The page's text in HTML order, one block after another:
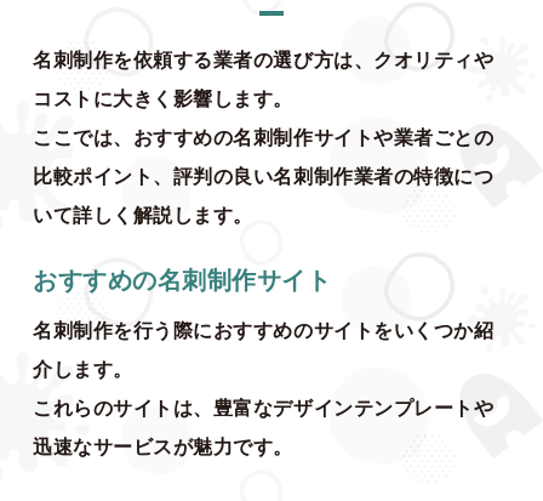
名刺制作を依頼する業者の選び方は、クオリティや
コストに大きく影響します。
ここでは、おすすめの名刺制作サイトや業者ごとの
比較ポイント、評判の良い名刺制作業者の特徴につ
いて詳しく解説します。
おすすめの名刺制作サイト
名刺制作を行う際におすすめのサイトをいくつか紹
介します。
これらのサイトは、豊富なデザインテンプレートや
迅速なサービスが魅力です。